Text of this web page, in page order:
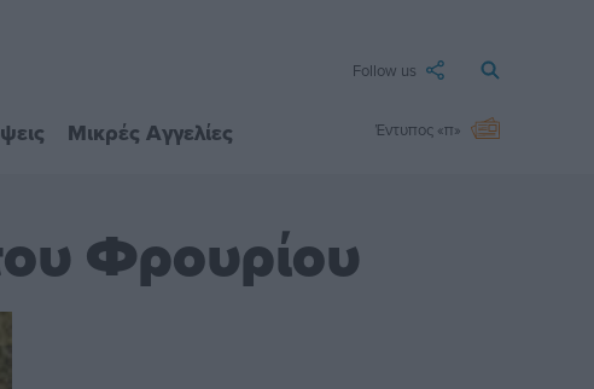
Follow us
Μικρές Αγγελίες Έντυπος «π»
Φρουρίου